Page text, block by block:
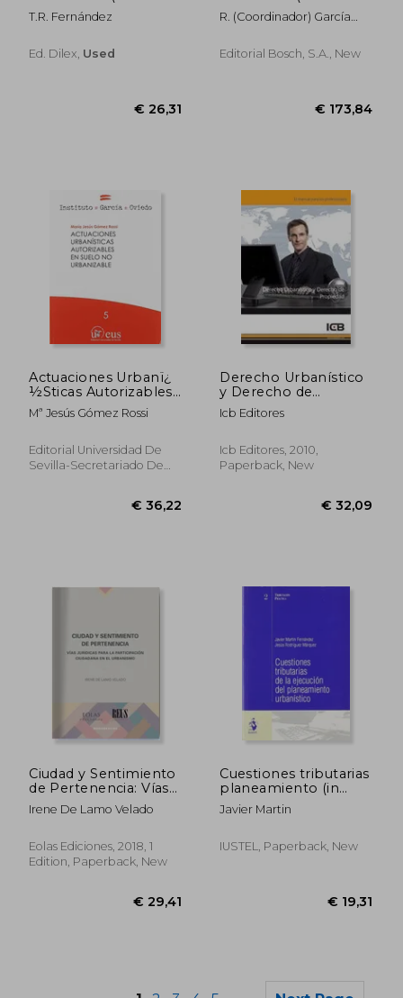
€ 19,31
Spanish)
T.r. Fernández
Ed. Dilex, Used
Spanish)
R. (coordinador) García
Editorial Bosch, S.a., New
Actuaciones Urbanï¿
½Sticas Autorizables
en Suelo no
Urbanizable () (in
Mª Jesús Gómez Rossi
Editorial Universidad De
Sevilla-Secretariado De
Derecho Urbanístico
y Derecho de
Propiedad (in
Spanish)
Icb Editores
Icb Editores, 2010,
Paperback, New
Ciudad y Sentimiento
de Pertenencia: Vías
Jurídicas Para la
Participación
Urbanismo
(Monografías) (in
Irene De Lamo Velado
Eolas Ediciones, 2018, 1
Edition, Paperback, New
Cuestiones tributarias
planeamiento (in
Spanish)
Javier Martin
IUSTEL, Paperback, New